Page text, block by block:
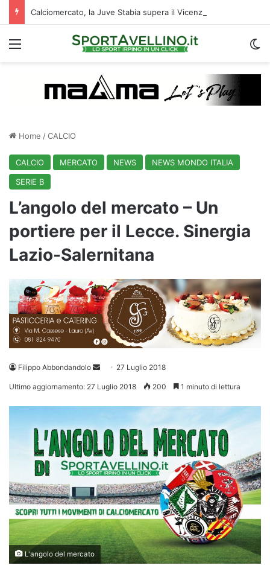
Menu
Home /CALCIO
CALCIO MERCATO NEWS
NEWS MONDO ITALIA
SERIE B
L’angolo del mercato – Un
portiere per il Lecce. Sinergia
Lazio-Salernitana
Filippo Abbondandolo
Invia 27 Luglio 2018
Ultimo aggiornamento: 27 Luglio 2018 200 1 minuto di lettura
L'angolo del mercato